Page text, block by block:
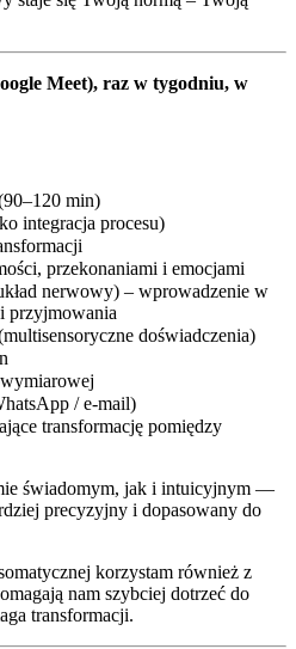
Meet), raz w tygodniu, w
min)
integracja procesu)
przekonaniami i emocjami
nerwowy) – wprowadzenie w
przyjmowania
doświadczenia)
/ e-mail)
transformację pomiędzy
świadomym, jak i intuicyjnym —
precyzyjny i dopasowany do
korzystam również z
nam szybciej dotrzeć do
transformacji.